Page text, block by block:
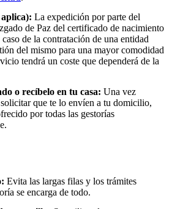
aplica): La expedición por parte del
de Paz del certificado de nacimiento
de la contratación de una entidad
del mismo para una mayor comodidad
tendrá un coste que dependerá de la
o recíbelo en tu casa: Una vez
que te lo envíen a tu domicilio,
por todas las gestorías
Evita las largas filas y los trámites
se encarga de todo.